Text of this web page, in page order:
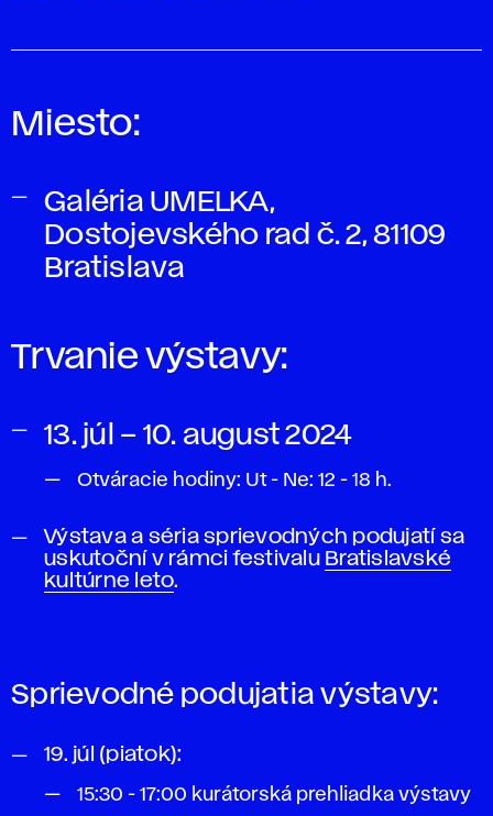
Miesto:
Galéria UMELKA,
Dostojevského rad č. 2, 81109
Bratislava
Trvanie výstavy:
13. júl – 10. august 2024
Otváracie hodiny: Ut - Ne: 12 - 18 h.
Výstava a séria sprievodných podujatí sa
uskutoční v rámci festivalu Bratislavské
kultúrne leto.
Sprievodné podujatia výstavy:
19. júl (piatok):
15:30 - 17:00 kurátorská prehliadka výstavy